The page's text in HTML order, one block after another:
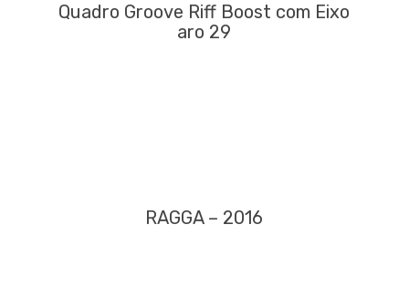
Quadro Groove Riff Boost com Eixo
aro 29
RAGGA – 2016